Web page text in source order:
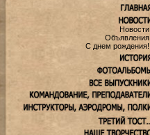
Новости
Объявления
С днем рождения!